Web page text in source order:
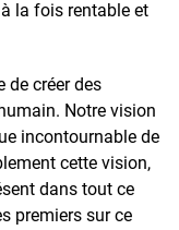
la fois rentable et
de créer des
Notre vision
incontournable de
cette vision,
dans tout ce
premiers sur ce